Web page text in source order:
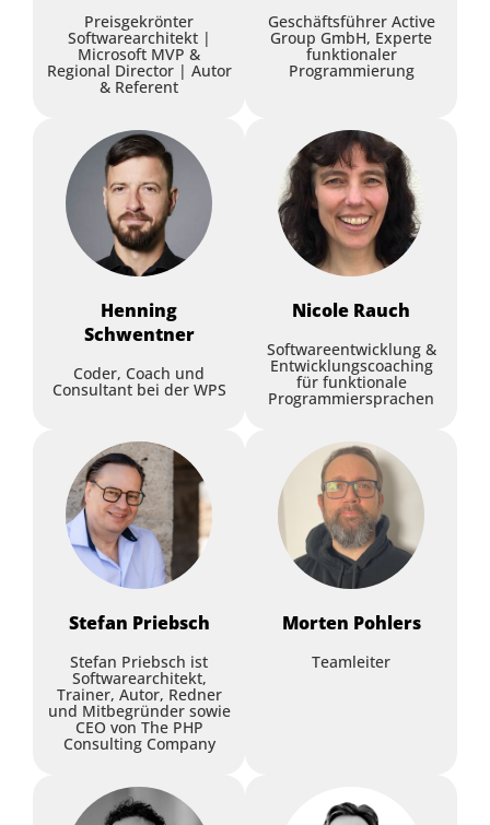
Nicole Rauch,Softwareentwicklung &
Entwicklungscoaching
Martin Günther ,Martin Günther
Consulting
Keynote
Organisations-Architektur
für Software-
selbst tun kannst, um Euren
Flow in der Entwicklung zu
optimieren
Kim Nena Duggen
embarc Software
Consulting GmbH
Keynote
Softwarearchitektur mit
Spring Modulith und
Domain-driven Design
Entwicklungscoaching
Martin Günther
, Martin Günther
Consulting
Keynote
Becoming a DDD Company -
One Story, Two Lenses
Ghizlane Aroussi,
Krisztina Hirth
,PayFit
Preisgekrönter
Softwarearchitekt |
Microsoft MVP &
Regional Director | Autor
& Referent
Geschäftsführer Active
Group GmbH, Experte
funktionaler
Programmierung
Henning
Schwentner
Coder, Coach und
Consultant bei der WPS
Nicole Rauch
Softwareentwicklung &
Entwicklungscoaching
für funktionale
Programmiersprachen
Stefan Priebsch
Stefan Priebsch ist
Softwarearchitekt,
Trainer, Autor, Redner
und Mitbegründer sowie
CEO von The PHP
Consulting Company
Morten Pohlers
Teamleiter